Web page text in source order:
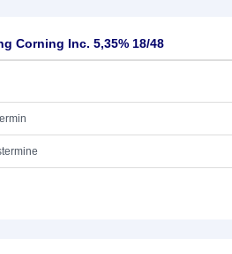
Corning Inc. 5,35% 18/48